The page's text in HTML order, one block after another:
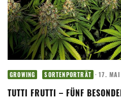
GROWING SORTENPORTRÄT · 17.
TUTTI FRUTTI – FÜNF